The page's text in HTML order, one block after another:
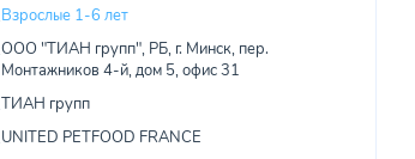
Взрослые 1-6 лет
ООО "ТИАН групп", РБ, г. Минск, пер.
Монтажников 4-й, дом 5, офис 31
ТИАН групп
UNITED PETFOOD FRANCE